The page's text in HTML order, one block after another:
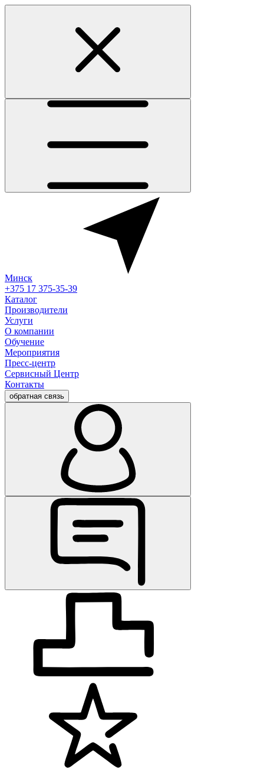
Минск
+375 17 375-35-39
Каталог
Производители
Услуги
О компании
Обучение
Мероприятия
Пресс-центр
Сервисный Центр
Контакты
обратная связь